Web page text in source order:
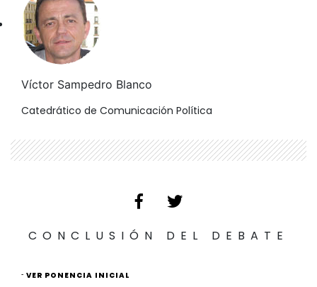
Víctor Sampedro Blanco
Catedrático de Comunicación Política
CONCLUSIÓN DEL DEBATE
- VER PONENCIA INICIAL